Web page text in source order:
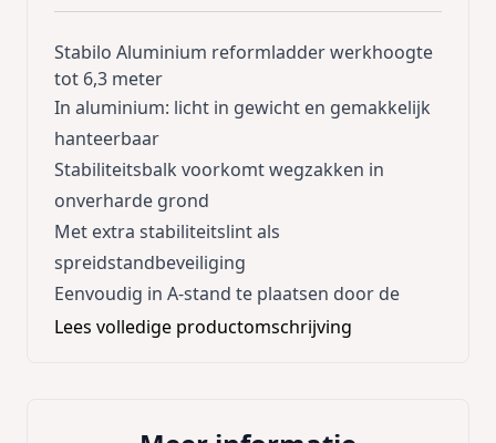
Stabilo Aluminium reformladder werkhoogte
tot 6,3 meter
In aluminium: licht in gewicht en gemakkelijk
hanteerbaar
Stabiliteitsbalk voorkomt wegzakken in
onverharde grond
Met extra stabiliteitslint als
spreidstandbeveiliging
Eenvoudig in A-stand te plaatsen door de
stevige reformscharnieren
Lees volledige productomschrijving